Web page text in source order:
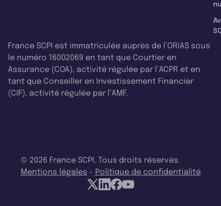
France SCPI est immatriculée auprès de l’ORIAS sous
le numéro 16002069 en tant que Courtier en
Assurance (COA), activité régulée par l’ACPR et en
tant que Conseiller en Investissement Financier
(CIF), activité régulée par l’AMF.
© 2026 France SCPI. Tous droits réservés.
Mentions légales - Politique de confidentialité